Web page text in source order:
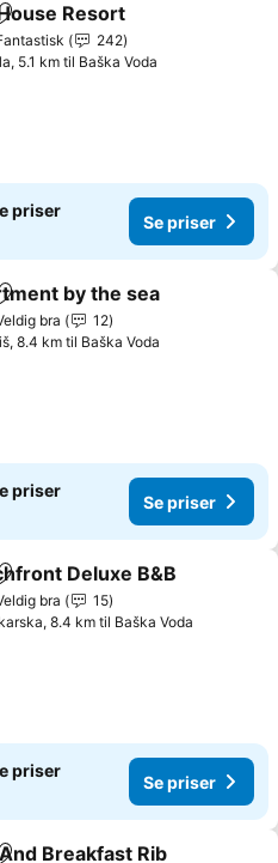
til i favoritter
Resort
242
5.1 km til Baška Voda
priser
Se priser
til i favoritter
by the sea
bra
12
8.4 km til Baška Voda
priser
Se priser
til i favoritter
Deluxe B&B
bra
15
8.4 km til Baška Voda
priser
Se priser
Breakfast Rib